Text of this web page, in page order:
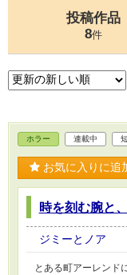
投稿作品
8件
ホラー 連載中
お気に入りに追
時を刻む腕と
ジミーとノア
とある町アーレンド